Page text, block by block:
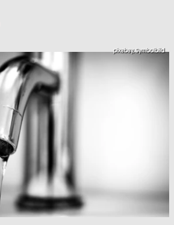
pixabay, Symbolbild